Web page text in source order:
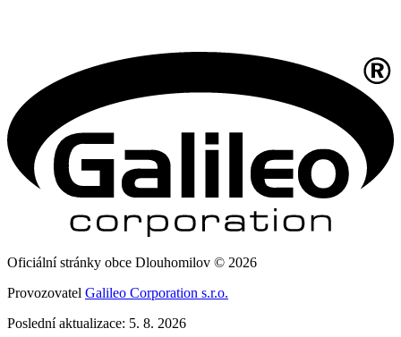
Oficiální stránky obce Dlouhomilov © 2026
Provozovatel Galileo Corporation s.r.o.
Poslední aktualizace: 5. 8. 2026